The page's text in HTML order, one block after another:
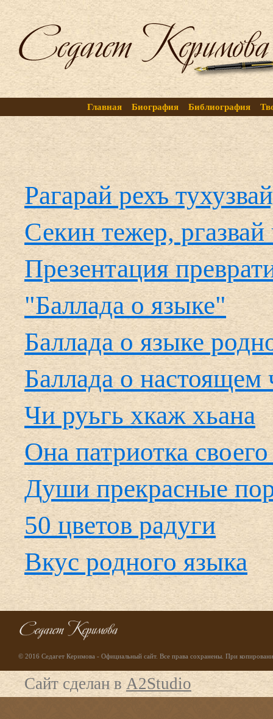
Главная Биография Библиография
Рагарай рехъ
Секин тежер, ргазвай
Презентация
"Баллада о языке"
Баллада о языке
Баллада о настоящем
Чи руьгь хкаж хьана
Она патриотка
Души прекрасные
50 цветов радуги
Вкус родного языка
© 2016 Седагет Керимова - Официальный сайт. Все права сохранены. При
Сайт сделан в A2Studio